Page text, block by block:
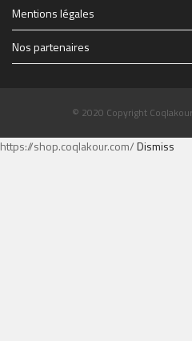
Mentions légales
Nos partenaires
© 2020 Copyright
https://shop.coqlakour.com/Dismiss